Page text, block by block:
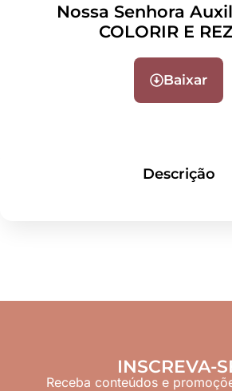
Nossa Senhora
COLORIR E
Baixar
Descrição
INSCREVA-
Receba conteúdos e